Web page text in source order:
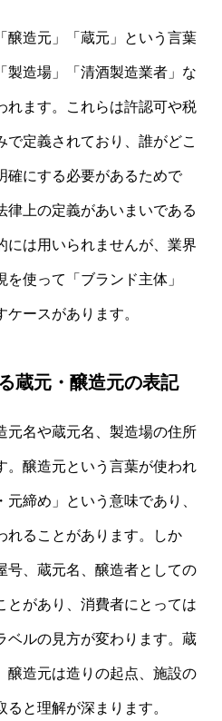
醸造元」「蔵元」という言葉
製造場」「清酒製造業者」な
れます。これらは許認可や税
定義されており、誰がどこ
確にする必要があるためで
律上の定義があいまいである
には用いられませんが、業界
使って「ブランド主体」
ケースがあります。
蔵元・醸造元の表記
元名や蔵元名、製造場の住所
。醸造元という言葉が使われ
締め」という意味であり、
れることがあります。しか
号、蔵元名、醸造者としての
とがあり、消費者にとっては
ベルの見方が変わります。蔵
醸造元は造りの起点、施設の
と理解が深まります。